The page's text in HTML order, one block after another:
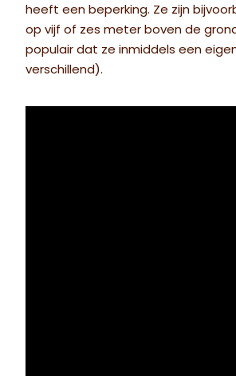
heeft een beperking. Ze zijn
op vijf of zes meter boven de
populair dat ze inmiddels een
verschillend).